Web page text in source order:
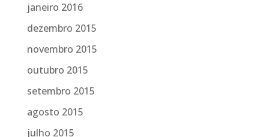
janeiro 2016
dezembro 2015
novembro 2015
outubro 2015
setembro 2015
agosto 2015
julho 2015